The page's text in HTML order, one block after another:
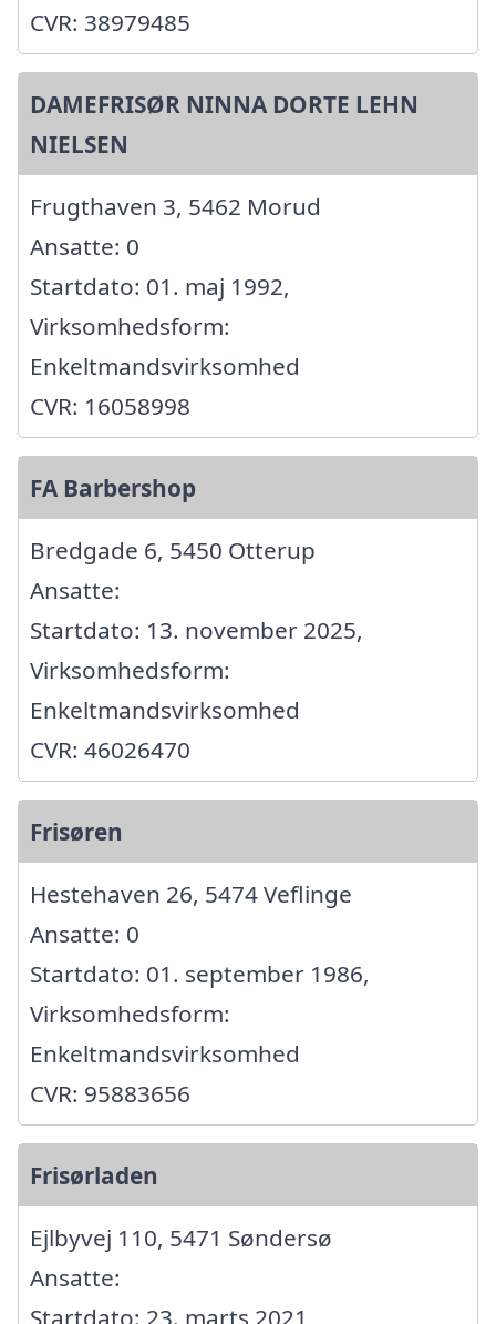
CVR: 38979485
DAMEFRISØR NINNA DORTE LEHN
NIELSEN
Frugthaven 3, 5462 Morud
Ansatte: 0
Startdato: 01. maj 1992,
Virksomhedsform:
Enkeltmandsvirksomhed
CVR: 16058998
FA Barbershop
Bredgade 6, 5450 Otterup
Ansatte:
Startdato: 13. november 2025,
Virksomhedsform:
Enkeltmandsvirksomhed
CVR: 46026470
Frisøren
Hestehaven 26, 5474 Veflinge
Ansatte: 0
Startdato: 01. september 1986,
Virksomhedsform:
Enkeltmandsvirksomhed
CVR: 95883656
Frisørladen
Ejlbyvej 110, 5471 Søndersø
Ansatte:
Startdato: 23. marts 2021,